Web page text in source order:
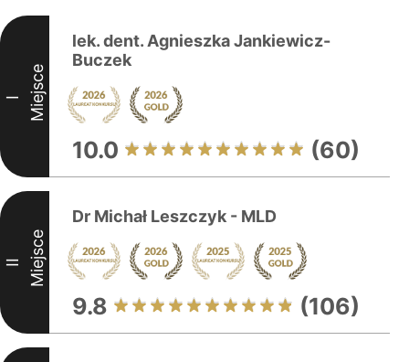
I Miejsce
lek. dent. Agnieszka Jankiewicz-
Buczek
10.0 (60)
II Miejsce
Dr Michał Leszczyk - MLD
9.8 (106)